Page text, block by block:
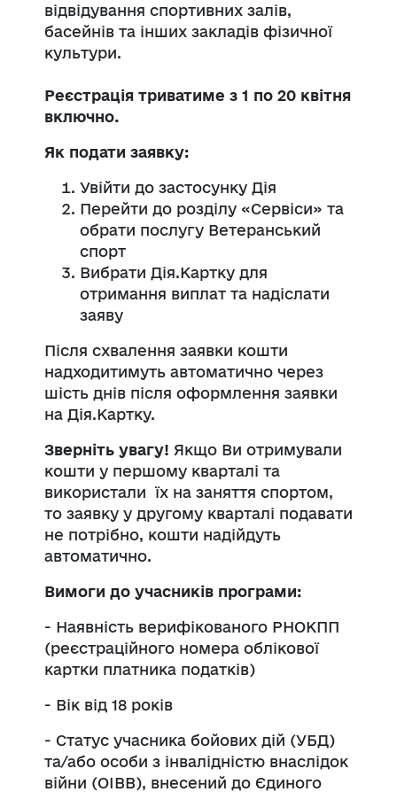
відвідування спортивних залів,
басейнів та інших закладів фізичної
культури.
Реєстрація триватиме з 1 по 20 квітня
включно.
Як подати заявку:
Увійти до застосунку Дія
Перейти до розділу «Сервіси» та
обрати послугу Ветеранський
спорт
Вибрати Дія.Картку для
отримання виплат та надіслати
заяву
Після схвалення заявки кошти
надходитимуть автоматично через
шість днів після оформлення заявки
на Дія.Картку.
Зверніть увагу! Якщо Ви отримували
кошти у першому кварталі та
використали їх на заняття спортом,
то заявку у другому кварталі подавати
не потрібно, кошти надійдуть
автоматично.
Вимоги до учасників програми:
- Наявність верифікованого РНОКПП
(реєстраційного номера облікової
картки платника податків)
- Вік від 18 років
- Статус учасника бойових дій (УБД)
та/або особи з інвалідністю внаслідок
війни (ОІВВ), внесений до Єдиного